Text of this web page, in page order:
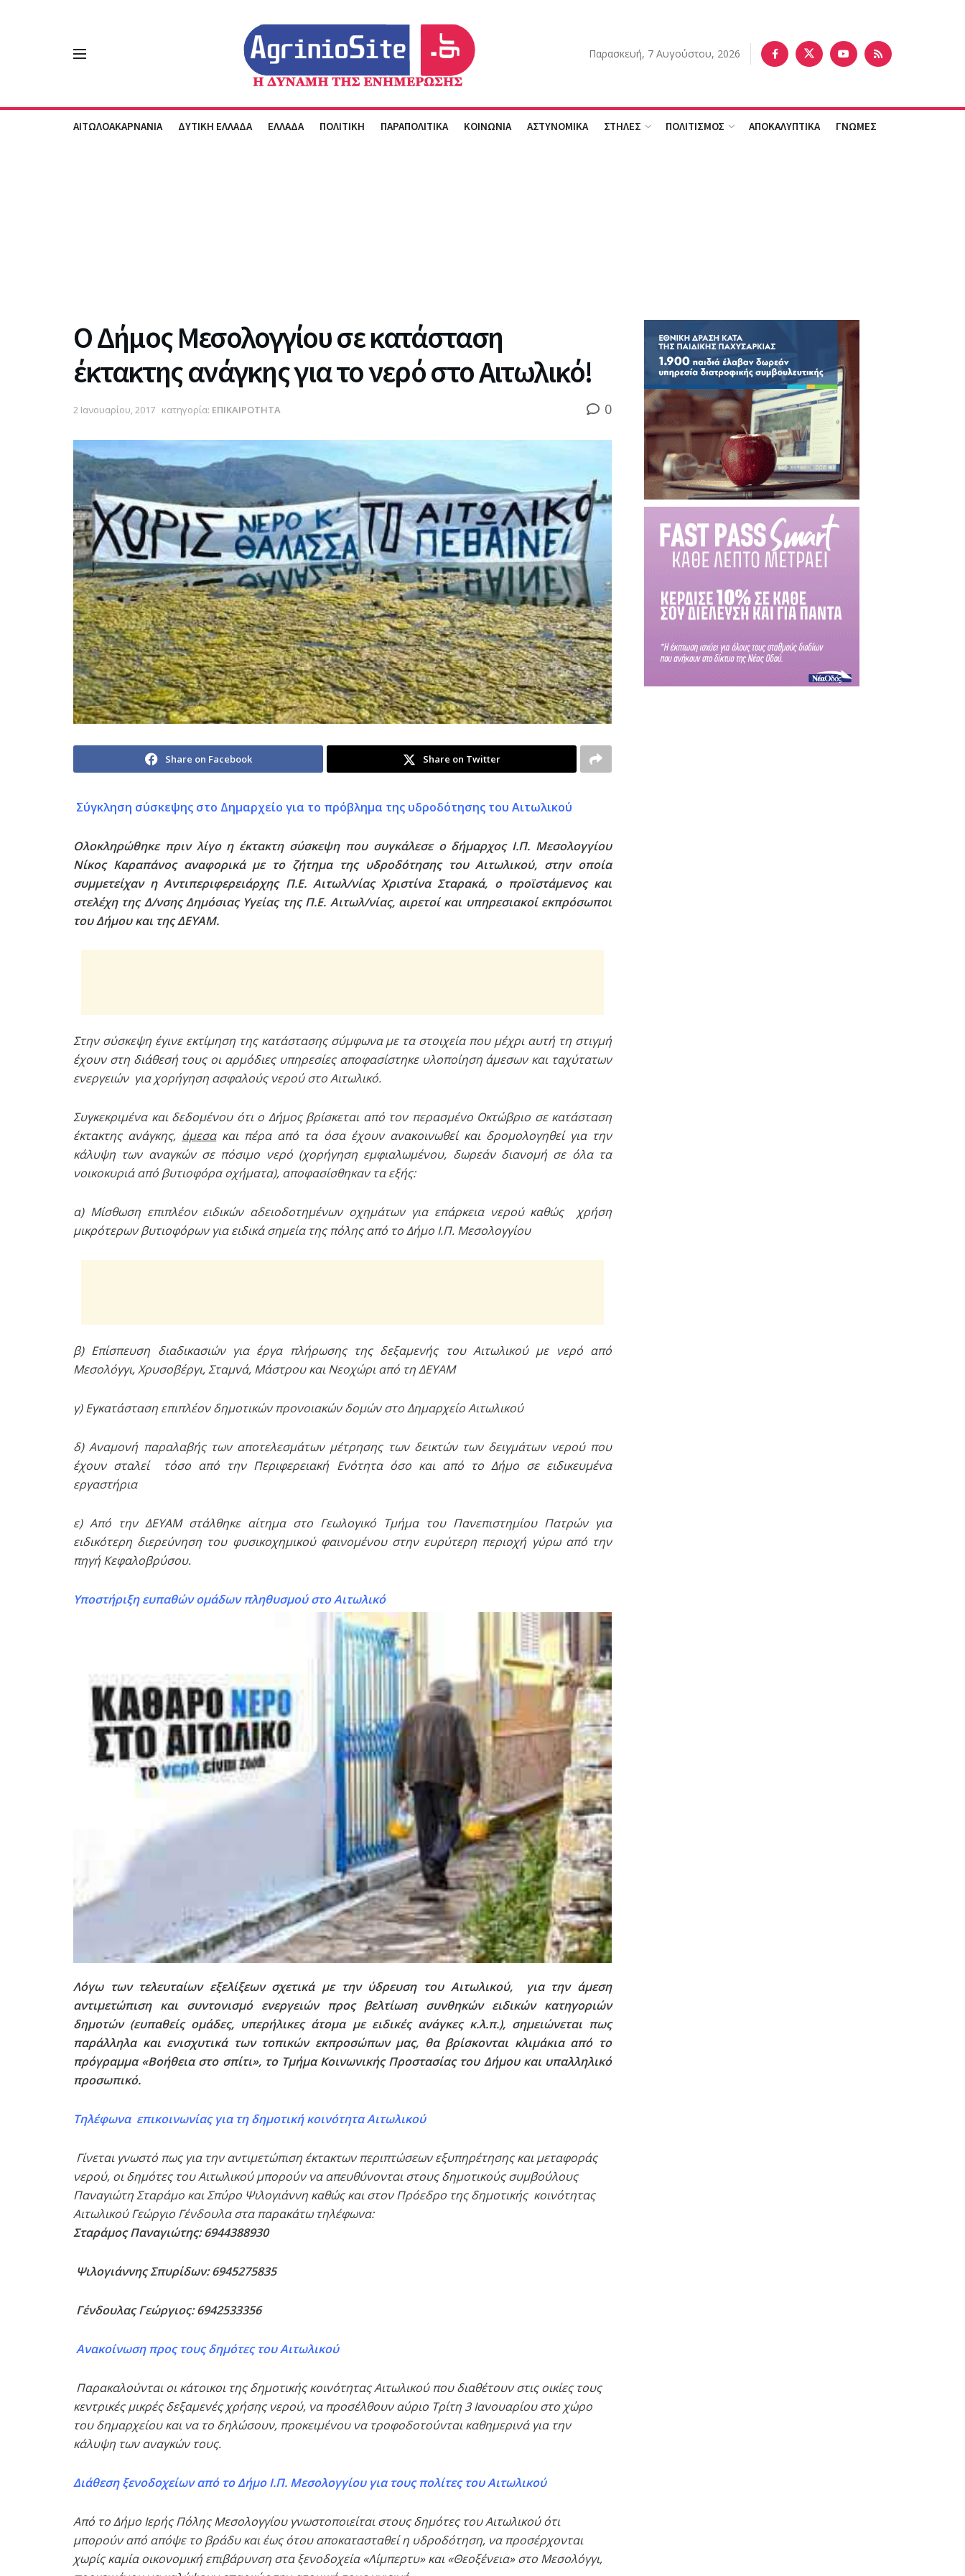
Παρασκευή, 7 Αυγούστου, 2026
ΑΙΤΩΛΟΑΚΑΡΝΑΝΙΑ ΔΥΤΙΚΗ ΕΛΛΑΔΑ ΕΛΛΑΔΑ ΠΟΛΙΤΙΚΗ ΠΑΡΑΠΟΛΙΤΙΚΑ ΚΟΙΝΩΝΙΑ ΑΣΤΥΝΟΜΙΚΑ ΣΤΗΛΕΣ ΠΟΛΙΤΙΣΜΟΣ ΑΠΟΚΑΛΥΠΤΙΚΑ ΓΝΩΜΕΣ
Ο Δήμος Μεσολογγίου σε κατάσταση
έκτακτης ανάγκης για το νερό στο Αιτωλικό!
2 Ιανουαρίου, 2017 κατηγορία: ΕΠΙΚΑΙΡΟΤΗΤΑ 0
Share on Facebook Share on Twitter
Σύγκληση σύσκεψης στο Δημαρχείο για το πρόβλημα της υδροδότησης του Αιτωλικού
Ολοκληρώθηκε πριν λίγο η έκτακτη σύσκεψη που συγκάλεσε ο δήμαρχος Ι.Π. Μεσολογγίου
Νίκος Καραπάνος αναφορικά με το ζήτημα της υδροδότησης του Αιτωλικού, στην οποία
συμμετείχαν η Αντιπεριφερειάρχης Π.Ε. Αιτωλ/νίας Χριστίνα Σταρακά, ο προϊστάμενος και
στελέχη της Δ/νσης Δημόσιας Υγείας της Π.Ε. Αιτωλ/νίας, αιρετοί και υπηρεσιακοί εκπρόσωποι
του Δήμου και της ΔΕΥΑΜ.
Στην σύσκεψη έγινε εκτίμηση της κατάστασης σύμφωνα με τα στοιχεία που μέχρι αυτή τη στιγμή
έχουν στη διάθεσή τους οι αρμόδιες υπηρεσίες αποφασίστηκε υλοποίηση άμεσων και ταχύτατων
ενεργειών για χορήγηση ασφαλούς νερού στο Αιτωλικό.
Συγκεκριμένα και δεδομένου ότι ο Δήμος βρίσκεται από τον περασμένο Οκτώβριο σε κατάσταση
έκτακτης ανάγκης, άμεσακαι πέρα από τα όσα έχουν ανακοινωθεί και δρομολογηθεί για την
κάλυψη των αναγκών σε πόσιμο νερό (χορήγηση εμφιαλωμένου, δωρεάν διανομή σε όλα τα
νοικοκυριά από βυτιοφόρα οχήματα), αποφασίσθηκαν τα εξής:
α) Μίσθωση επιπλέον ειδικών αδειοδοτημένων οχημάτων για επάρκεια νερού καθώς χρήση
μικρότερων βυτιοφόρων για ειδικά σημεία της πόλης από το Δήμο Ι.Π. Μεσολογγίου
β) Επίσπευση διαδικασιών για έργα πλήρωσης της δεξαμενής του Αιτωλικού με νερό από
Μεσολόγγι, Χρυσοβέργι, Σταμνά, Μάστρου και Νεοχώρι από τη ΔΕΥΑΜ
γ) Εγκατάσταση επιπλέον δημοτικών προνοιακών δομών στο Δημαρχείο Αιτωλικού
δ) Αναμονή παραλαβής των αποτελεσμάτων μέτρησης των δεικτών των δειγμάτων νερού που
έχουν σταλεί τόσο από την Περιφερειακή Ενότητα όσο και από το Δήμο σε ειδικευμένα
εργαστήρια
ε) Από την ΔΕΥΑΜ στάλθηκε αίτημα στο Γεωλογικό Τμήμα του Πανεπιστημίου Πατρών για
ειδικότερη διερεύνηση του φυσικοχημικού φαινομένου στην ευρύτερη περιοχή γύρω από την
πηγή Κεφαλοβρύσου.
Υποστήριξη ευπαθών ομάδων πληθυσμού στο Αιτωλικό
Λόγω των τελευταίων εξελίξεων σχετικά με την ύδρευση του Αιτωλικού, για την άμεση
αντιμετώπιση και συντονισμό ενεργειών προς βελτίωση συνθηκών ειδικών κατηγοριών
δημοτών (ευπαθείς ομάδες, υπερήλικες άτομα με ειδικές ανάγκες κ.λ.π.), σημειώνεται πως
παράλληλα και ενισχυτικά των τοπικών εκπροσώπων μας, θα βρίσκονται κλιμάκια από το
πρόγραμμα «Βοήθεια στο σπίτι», το Τμήμα Κοινωνικής Προστασίας του Δήμου και υπαλληλικό
προσωπικό.
Τηλέφωνα επικοινωνίας για τη δημοτική κοινότητα Αιτωλικού
Γίνεται γνωστό πως για την αντιμετώπιση έκτακτων περιπτώσεων εξυπηρέτησης και μεταφοράς
νερού, οι δημότες του Αιτωλικού μπορούν να απευθύνονται στους δημοτικούς συμβούλους
Παναγιώτη Σταράμο και Σπύρο Ψιλογιάννη καθώς και στον Πρόεδρο της δημοτικής κοινότητας
Αιτωλικού Γεώργιο Γένδουλα στα παρακάτω τηλέφωνα:
Σταράμος Παναγιώτης: 6944388930
Ψιλογιάννης Σπυρίδων: 6945275835
Γένδουλας Γεώργιος: 6942533356
Ανακοίνωση προς τους δημότες του Αιτωλικού
Παρακαλούνται οι κάτοικοι της δημοτικής κοινότητας Αιτωλικού που διαθέτουν στις οικίες τους
κεντρικές μικρές δεξαμενές χρήσης νερού, να προσέλθουν αύριο Τρίτη 3 Ιανουαρίου στο χώρο
του δημαρχείου και να το δηλώσουν, προκειμένου να τροφοδοτούνται καθημερινά για την
κάλυψη των αναγκών τους.
Διάθεση ξενοδοχείων από το Δήμο Ι.Π. Μεσολογγίου για τους πολίτες του Αιτωλικού
Από το Δήμο Ιερής Πόλης Μεσολογγίου γνωστοποιείται στους δημότες του Αιτωλικού ότι
μπορούν από απόψε το βράδυ και έως ότου αποκατασταθεί η υδροδότηση, να προσέρχονται
χωρίς καμία οικονομική επιβάρυνση στα ξενοδοχεία «Λίμπερτυ» και «Θεοξένεια» στο Μεσολόγγι,